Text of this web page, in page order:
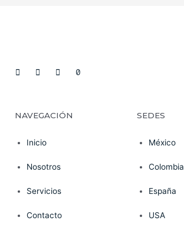
NAVEGACIÓN
Inicio
Nosotros
Servicios
Contacto
SEDES
México
Colombia
España
USA